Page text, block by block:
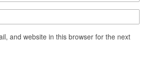
and website in this browser for the next